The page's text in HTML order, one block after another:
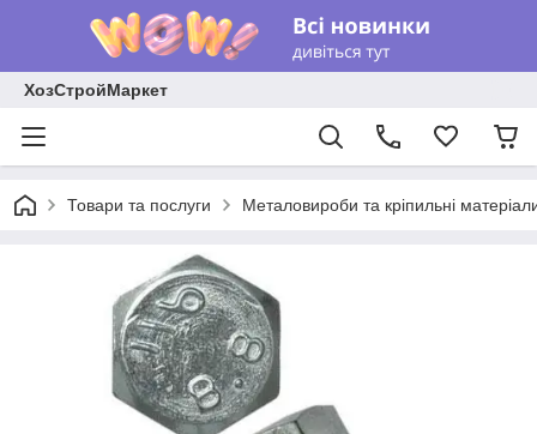
ХозСтройМаркет
Товари та послуги Металовироби та кріпильні